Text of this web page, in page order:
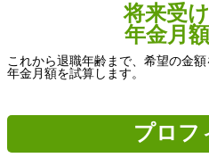
将来受
年金月
これから退職年齢まで、希望の金
年金月額を試算します。
プロフ